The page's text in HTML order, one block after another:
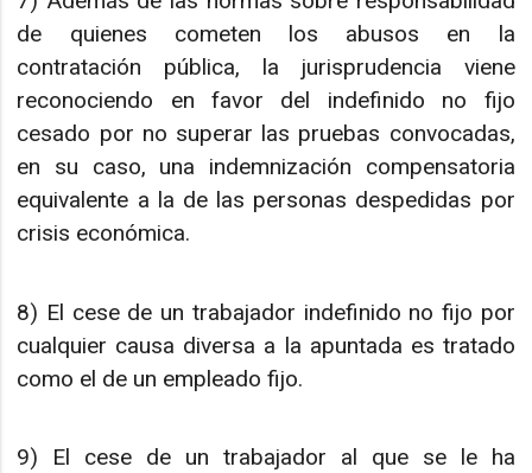
de quienes cometen los abusos en la
contratación pública, la jurisprudencia viene
reconociendo en favor del indefinido no fijo
cesado por no superar las pruebas convocadas,
en su caso, una indemnización compensatoria
equivalente a la de las personas despedidas por
crisis económica.
8) El cese de un trabajador indefinido no fijo por
cualquier causa diversa a la apuntada es tratado
como el de un empleado fijo.
9) El cese de un trabajador al que se le ha